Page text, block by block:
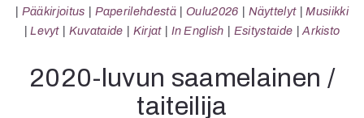
Teatteri
Tanssi
Sámegillii
Pääkirjoitus
Pääkirjoitus
Paperilehdestä Oulu2026 Näyttelyt
Musiikki
Levyt
Kuvataide Kirjat In English Esitystaide Arkisto
2020-luvun saamelainen /
taiteilija